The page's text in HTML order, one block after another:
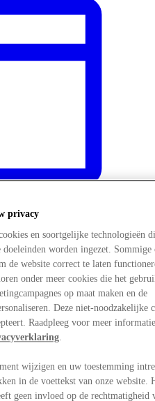
privacy
en soortgelijke technologieën
worden ingezet. Sommige
de website correct te laten
onder meer cookies die het
op maat maken en de
Deze niet-noodzakelijke
Raadpleeg voor meer
.
wijzigen en uw toestemming
in de voettekst van onze website.
geen invloed op de rechtmatigheid